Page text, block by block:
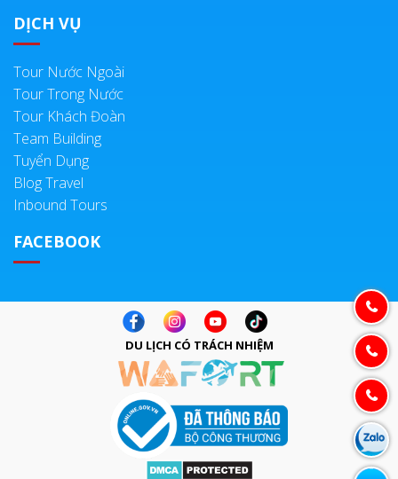
DỊCH VỤ
Tour Nước Ngoài
Tour Trong Nước
Tour Khách Đoàn
Team Building
Tuyển Dụng
Blog Travel
Inbound Tours
FACEBOOK
DU LỊCH CÓ TRÁCH NHIỆM